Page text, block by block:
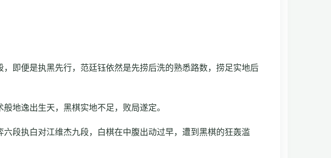
即便是执黑先行，范廷钰依然是先捞后洗的熟悉路数，捞足实地后
地逸出生天，黑棋实地不足，败局遂定。
段执白对江维杰九段，白棋在中腹出动过早，遭到黑棋的狂轰滥